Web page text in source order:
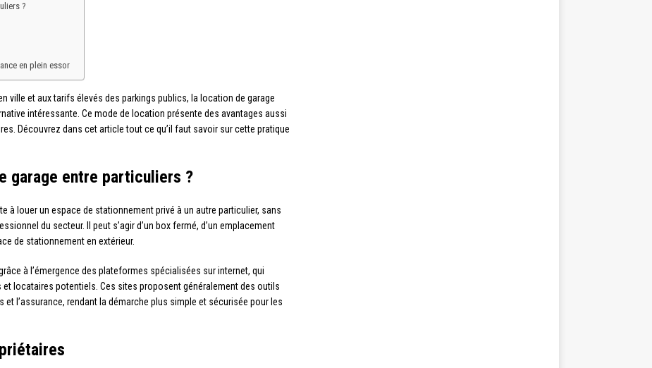
?
en plein essor
ville et aux tarifs élevés des parkings publics, la location de garage
intéressante. Ce mode de location présente des avantages aussi
Découvrez dans cet article tout ce qu’il faut savoir sur cette pratique
garage entre particuliers ?
à louer un espace de stationnement privé à un autre particulier, sans
du secteur. Il peut s’agir d’un box fermé, d’un emplacement
de stationnement en extérieur.
à l’émergence des plateformes spécialisées sur internet, qui
locataires potentiels. Ces sites proposent généralement des outils
l’assurance, rendant la démarche plus simple et sécurisée pour les